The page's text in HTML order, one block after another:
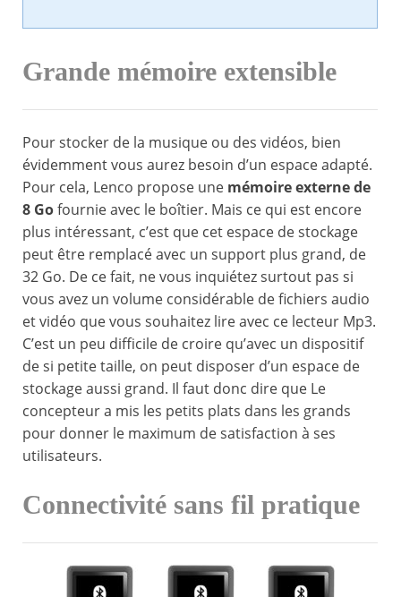
Grande mémoire extensible
Pour stocker de la musique ou des vidéos, bien
évidemment vous aurez besoin d’un espace adapté.
Pour cela, Lenco propose une mémoire externe de
8 Gofournie avec le boîtier. Mais ce qui est encore
plus intéressant, c’est que cet espace de stockage
peut être remplacé avec un support plus grand, de
32 Go. De ce fait, ne vous inquiétez surtout pas si
vous avez un volume considérable de fichiers audio
et vidéo que vous souhaitez lire avec ce lecteur Mp3.
C’est un peu difficile de croire qu’avec un dispositif
de si petite taille, on peut disposer d’un espace de
stockage aussi grand. Il faut donc dire que Le
concepteur a mis les petits plats dans les grands
pour donner le maximum de satisfaction à ses
utilisateurs.
Connectivité sans fil pratique